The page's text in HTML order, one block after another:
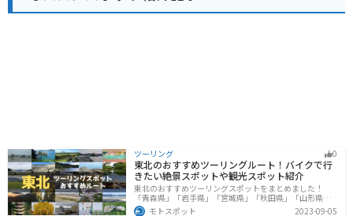
増穂浦海岸など、風光明媚なスポットがたくさんありま
ツーリング 0
東北のおすすめツーリングルート！バイクで行
きたい絶景スポットや観光スポット紹介
東北のおすすめツーリングスポットをまとめました！
「青森県」「岩手県」「宮城県」「秋田県」「山形県」
「福島県」の各県の観光地紹介します。自然豊かな山々
モトスポット 2023-09-05